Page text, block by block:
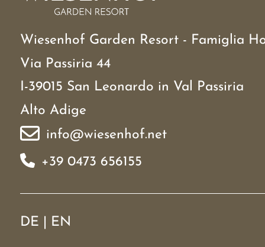
Wiesenhof Garden Resort - Famiglia
Via Passiria 44
I-39015 San Leonardo in Val Passiria
Alto Adige
info@wiesenhof.net
+39 0473 656155
DE EN